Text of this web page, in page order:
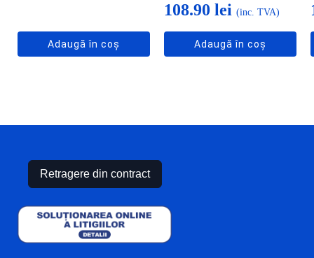
Adaugă în coș
108.90 lei (inc. TVA)
Adaugă în coș
Retragere din contract